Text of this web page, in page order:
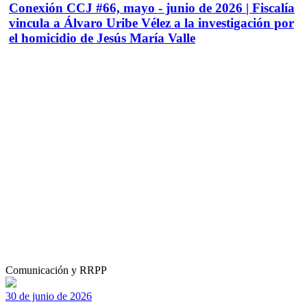
Conexión CCJ #66, mayo - junio de 2026 | Fiscalía
vincula a Álvaro Uribe Vélez a la investigación por
el homicidio de Jesús María Valle
Comunicación y RRPP
30 de junio de 2026